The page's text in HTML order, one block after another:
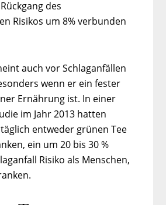
des
Risikos um 8% verbunden
auch vor Schlaganfällen
wenn er ein fester
Ernährung ist. In einer
im Jahr 2013 hatten
entweder grünen Tee
ein um 20 bis 30 %
Risiko als Menschen,